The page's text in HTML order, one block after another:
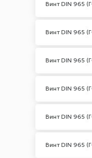
Винт DIN 965
Винт DIN 965
Винт DIN 965
Винт DIN 965
Винт DIN 965
Винт DIN 965